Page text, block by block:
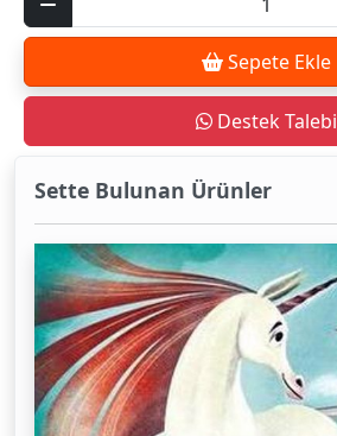
Sepete Ekle
Destek Talebi
Sette Bulunan Ürünler